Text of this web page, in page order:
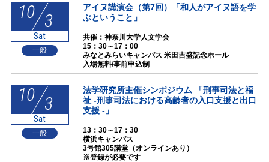
10 3
Sat
一般
アイヌ講演会（第7回）「和人がアイヌ語を学
ぶということ」
共催：神奈川大学人文学会
15：30～17：00
みなとみらいキャンパス 米田吉盛記念ホール
入場無料/事前申込制
10 3
Sat
一般
法学研究所主催シンポジウム 「刑事司法と福
祉 -刑事司法における高齢者の入口支援と出口
支援 -」
13：30～17：30
横浜キャンパス
3号館305講堂（オンラインあり）
※登録が必要です